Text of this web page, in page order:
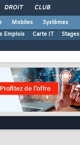
DROIT CLUB
Mobiles
Systèmes
Emplois Carte IT Stages